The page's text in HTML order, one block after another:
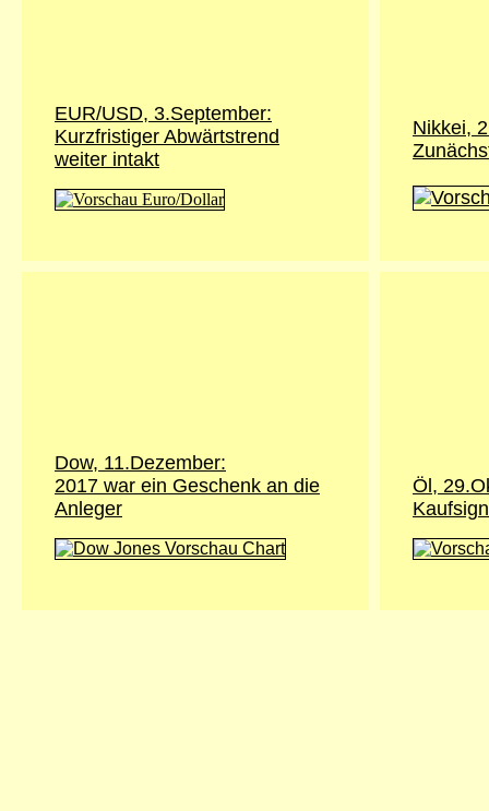
EUR/USD, 3.September:
Kurzfristiger Abwärtstrend
weiter intakt
Nikkei,
Dow, 11.Dezember:
2017 war ein Geschenk an die
Anleger
Öl,